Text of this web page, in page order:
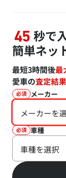
45 秒で
簡単ネッ
最短3時間後最
愛車の査定結
必須 メーカー
メーカーを
必須 車種
車種を選択